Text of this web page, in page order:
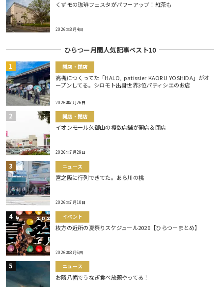
くずモの珈琲フェスタがパワーアップ！紅茶も
2026年8月4日
ひらつー月間人気記事ベスト10
開店・閉店
高槻につくってた「HALO, patissier KAORU YOSHIDA」がオ
ープンしてる。シロモト出身世界3位パティシエのお店
2026年7月26日
開店・閉店
イオンモール久御山の複数店舗が開店＆閉店
2026年7月29日
ニュース
宮之阪に行列できてた。あら川の桃
2026年7月10日
イベント
枚方の近所の夏祭りスケジュール2026【ひらつーまとめ】
2026年8月6日
ニュース
お隣八幡でうなぎ食べ放題やってる！